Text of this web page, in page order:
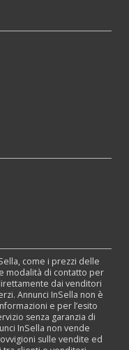
come i prezzi delle
modalità di contatto per
dai venditori
Annunci InSella non è
e per l’esito
senza garanzia di
InSella non vende
sulle vendite ed